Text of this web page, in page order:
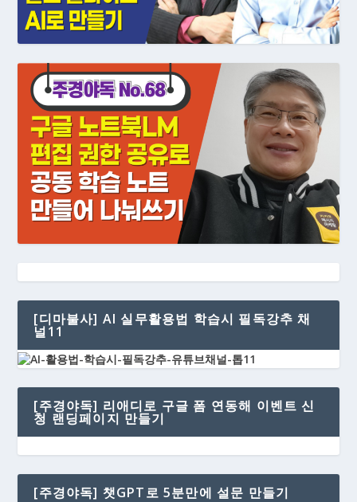
[디마불사] AI 실무활용법 학습시 필독강추 채
널11
[주경야독] 리애디로 구글 폼 연동해 이벤트 신
청 랜딩페이지 만들기
[주경야독] 챗GPT로 5분만에 설문 만들기